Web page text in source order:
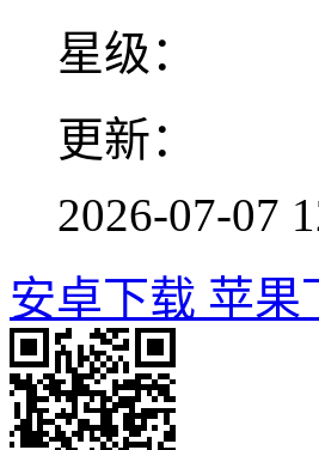
星级：
更新：
2026-07-07
安卓下载 苹果